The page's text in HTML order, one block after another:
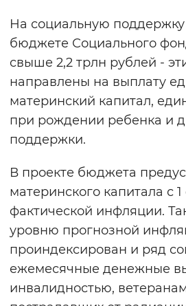
На социальную
бюджете Социального
свыше 2,2 трлн рублей -
направлены на выплату
материнский капитал,
при рождении ребенка и
поддержки.
В проекте бюджета
материнского капитала с
фактической инфляции.
уровню прогнозной
проиндексирован и ряд
ежемесячные денежные
инвалидностью,